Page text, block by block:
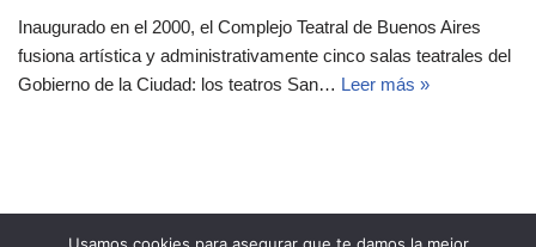
Inaugurado en el 2000, el Complejo Teatral de Buenos Aires
fusiona artística y administrativamente cinco salas teatrales del
Gobierno de la Ciudad: los teatros San… Leer más »